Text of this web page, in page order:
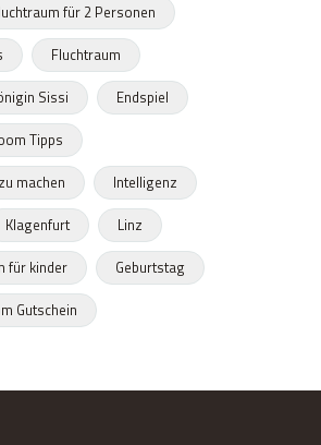
für 2 Personen
Fluchtraum
Sissi
Endspiel
Tipps
machen
Intelligenz
Klagenfurt
Linz
für kinder
Geburtstag
Gutschein